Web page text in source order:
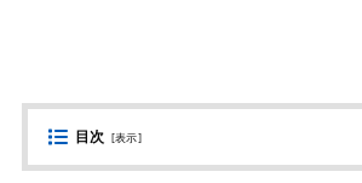
目次 [表示]